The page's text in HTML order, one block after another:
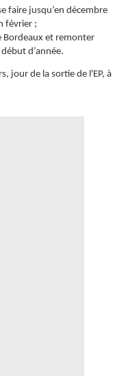
faire jusqu’en décembre
février ;
et remonter
d’année.
jour de la sortie de l'EP, à